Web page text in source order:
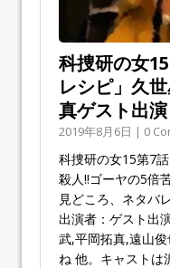
科捜研の女
レシピ」久
真ゲスト出演
2019年8月6日 | 0
科捜研の女15第7
殺人!!ゴーヤの5倍
見どころ、ネタバ
出演者：ゲスト出
武,平岡拓真,遠山
ね 他。キャストは